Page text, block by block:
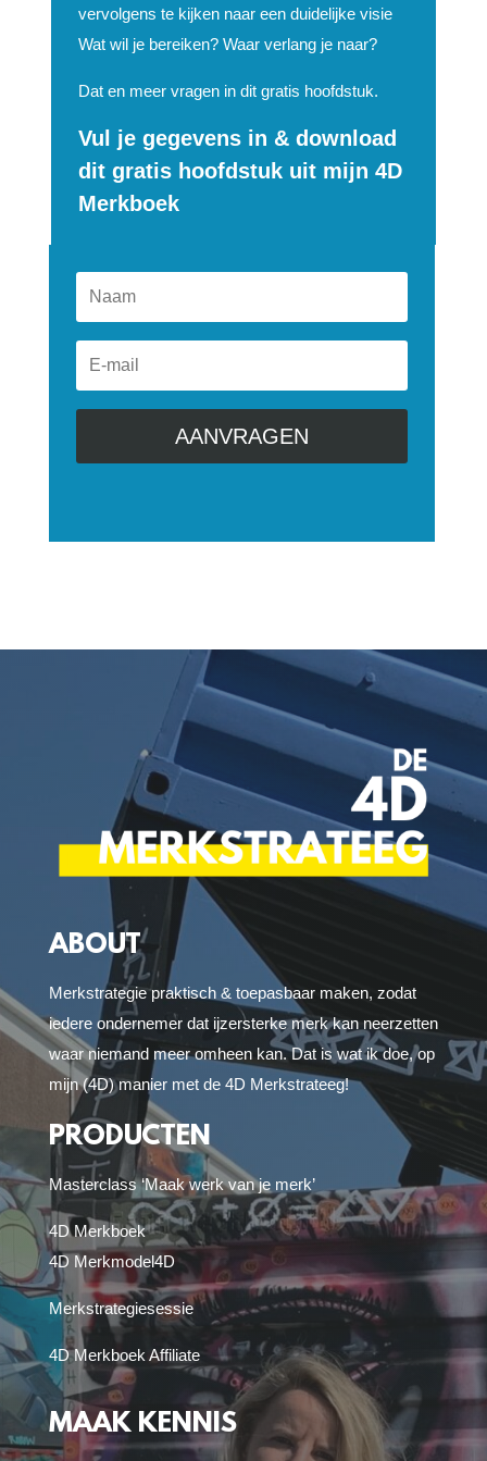
vervolgens te kijken naar een duidelijke visie
Wat wil je bereiken? Waar verlang je naar?
Dat en meer vragen in dit gratis hoofdstuk.
Vul je gegevens in & download
dit gratis hoofdstuk uit mijn 4D
Merkboek
AANVRAGEN
ABOUT
Merkstrategie praktisch & toepasbaar maken, zodat
iedere ondernemer dat ijzersterke merk kan neerzetten
waar niemand meer omheen kan. Dat is wat ik doe, op
mijn (4D) manier met de 4D Merkstrateeg!
PRODUCTEN
Masterclass ‘Maak werk van je merk’
4D Merkboek
4D Merkmodel4D
Merkstrategiesessie
4D Merkboek Affiliate
MAAK KENNIS